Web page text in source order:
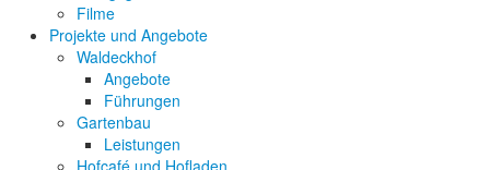
Filme
Projekte und Angebote
Waldeckhof
Angebote
Führungen
Gartenbau
Leistungen